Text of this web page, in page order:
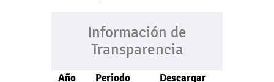
Información de
Transparencia
Año Periodo Descargar